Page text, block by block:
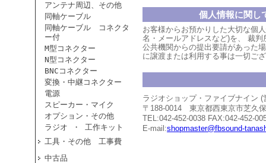
アンテナ周辺、その他
同軸ケーブル
同軸ケーブル コネクタ
ー付
M型コネクター
N型コネクター
BNCコネクター
変換・中継コネクター
電源
スピーカー・マイク
オプション・その他
ラジオ ・ 工作キット
工具・その他 工事費
中古品
個人情報に関し
お客様からお預かりした大切な個
名・メールアドレスなど)を、 裁判
公共機関からの提出要請があった
に譲渡または利用する事は一切ご
ラジオショップ・ファイブナイン
〒188-0014 東京都西東京市芝久
TEL:042-452-0038 FAX:042-452-
E-mail:shopmaster@fbsound-